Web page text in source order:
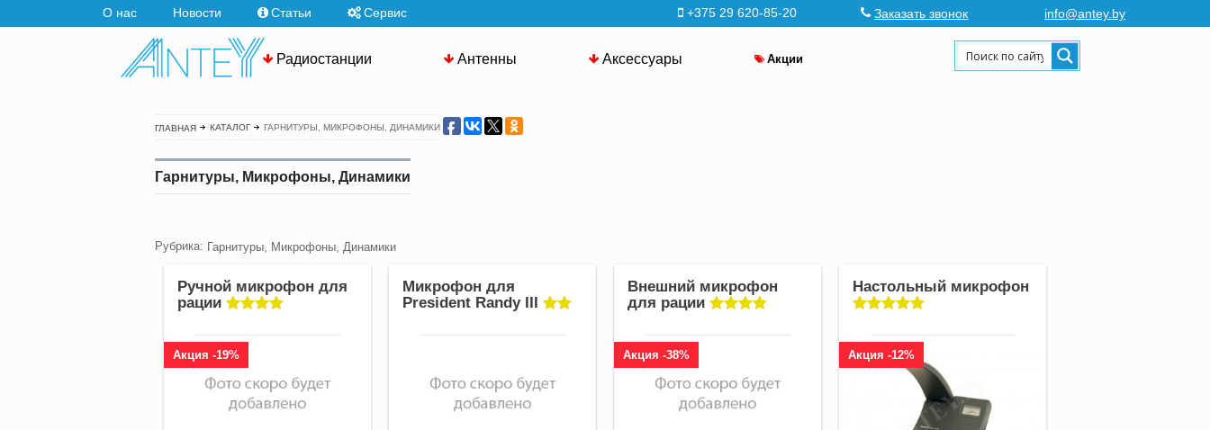
О нас Новости Статьи Сервис +375 29 620-85-20 Заказать звонок info@antey.by
Радиостанции Антенны Аксессуары Акции
ГЛАВНАЯ КАТАЛОГ ГАРНИТУРЫ, МИКРОФОНЫ, ДИНАМИКИ
Гарнитуры, Микрофоны, Динамики
Рубрика: Гарнитуры, Микрофоны, Динамики
Ручной микрофон для
рации
Акция -19%
Микрофон для
President Randy III
Внешний микрофон
для рации
Акция -38%
Настольный микрофон
Акция -12%